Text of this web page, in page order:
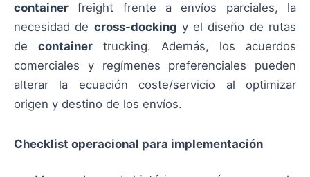
container freight frente a envíos parciales, la
necesidad de cross-docking y el diseño de rutas
de container trucking. Además, los acuerdos
comerciales y regímenes preferenciales pueden
alterar la ecuación coste/servicio al optimizar
origen y destino de los envíos.
Checklist operacional para implementación